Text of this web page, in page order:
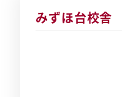
みずほ台校舎